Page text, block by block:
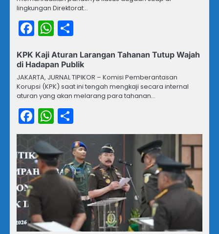
lingkungan Direktorat…
Facebook
WhatsApp
KPK Kaji Aturan Larangan Tahanan Tutup Wajah
di Hadapan Publik
JAKARTA, JURNAL TIPIKOR – Komisi Pemberantasan
Korupsi (KPK) saat ini tengah mengkaji secara internal
aturan yang akan melarang para tahanan…
Facebook
WhatsApp